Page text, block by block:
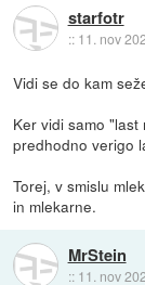
starfotr
:: 11. nov
Vidi se do kam
Ker vidi samo
predhodno verigo
Torej, v smislu
in mlekarne.
MrStein
:: 11. nov